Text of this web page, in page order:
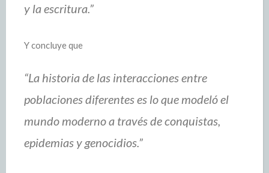
y la escritura.”
Y concluye que
“La historia de las interacciones entre
poblaciones diferentes es lo que modeló el
mundo moderno a través de conquistas,
epidemias y genocidios.”